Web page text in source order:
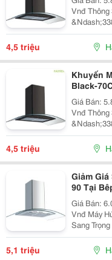
Vnđ Thông Số Sản Phẩm Máy Hút Mùi Faster Fs
&Ndash;3388C2 Black-
Tum Kính Mã Sản Phẩm: Fs &Ndash;3388C2
4,5 triệu
Khuyến
Giá Bán: 5.850.000
Vnđ Thông Số Sản Phẩm Máy Hút Mùi Faster Fs
&Ndash;3388C2 Black-
Tum Kính Mã Sản Phẩm: Fs &Ndash;3388C2
4,5 triệu
Giảm Giá Sốc
90 Tại
Giá Bán: 6.050.000
Vnđ Máy Hút Mùi Faster Fs - 3388C2-90Cm Kiểu Dáng
Sang Trọng Motor: 01 X 190W( Turbine ), Công Suất Hút:
850M3/H Độ Ồn: ≪= 60Db, Hút Siêu Êm Điều Khiển:
Phím Nhấn
5,1 triệu